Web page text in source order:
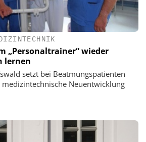
„Personaltrainer“ wieder
lernen
setzt bei Beatmungspatienten
Neuentwicklung